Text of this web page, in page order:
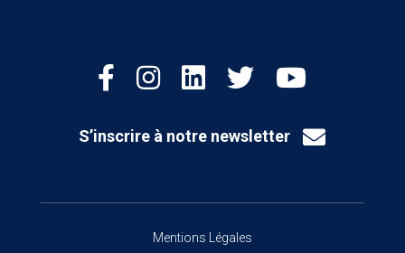
S’inscrire à notre newsletter
Mentions Légales